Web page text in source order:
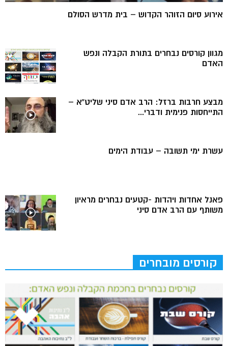
אירוע סיום הזוהר הקדוש – בית מדרש הסולם
מגוון קורסים נבחרים בתורת הקבלה ונפש
האדם
מבצע חרבות ברזל: הרב אדם סיני שליט”א –
התייחסות פנימית ודברי...
עשרת ימי תשובה – עבודת הימים
פאנל אחדות ויהדות -קטעים נבחרים מראיון
משותף עם הרב אדם סיני
קורסים מובחרים